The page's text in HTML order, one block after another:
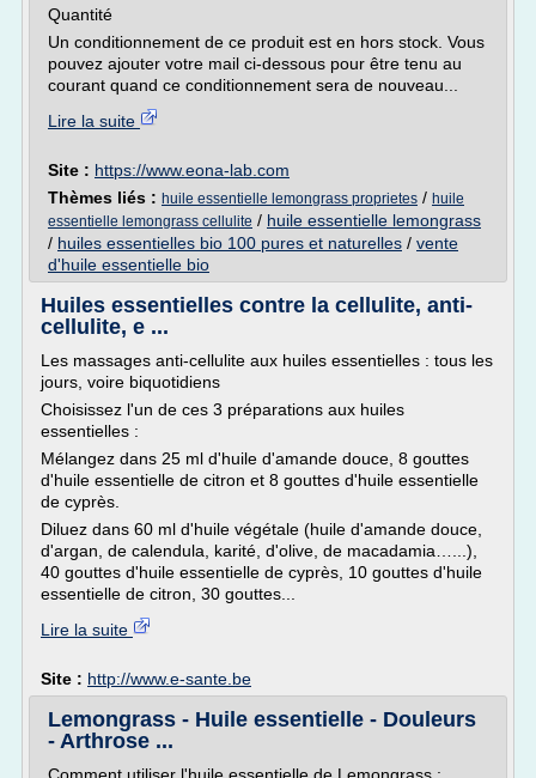
Quantité
Un conditionnement de ce produit est en hors stock. Vous
pouvez ajouter votre mail ci-dessous pour être tenu au
courant quand ce conditionnement sera de nouveau...
Lire la suite
Site : https://www.eona-lab.com
Thèmes liés : huile essentielle lemongrass proprietes / huile
essentielle lemongrass cellulite / huile essentielle lemongrass
/ huiles essentielles bio 100 pures et naturelles / vente
d'huile essentielle bio
Huiles essentielles contre la cellulite, anti-
cellulite, e ...
Les massages anti-cellulite aux huiles essentielles : tous les
jours, voire biquotidiens
Choisissez l'un de ces 3 préparations aux huiles
essentielles :
Mélangez dans 25 ml d'huile d'amande douce, 8 gouttes
d'huile essentielle de citron et 8 gouttes d'huile essentielle
de cyprès.
Diluez dans 60 ml d'huile végétale (huile d'amande douce,
d'argan, de calendula, karité, d'olive, de macadamia…...),
40 gouttes d'huile essentielle de cyprès, 10 gouttes d'huile
essentielle de citron, 30 gouttes...
Lire la suite
Site : http://www.e-sante.be
Lemongrass - Huile essentielle - Douleurs
- Arthrose ...